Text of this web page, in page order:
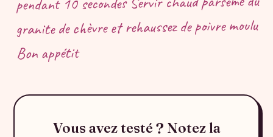
granite de chèvre et rehaussez de poivre moulu
Bon appétit
Vous avez testé ? Notez la